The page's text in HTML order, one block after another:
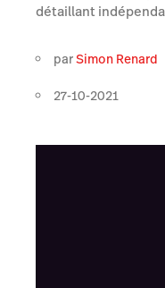
détaillant
parSimon Renard
27-10-2021